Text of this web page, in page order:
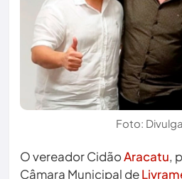
Foto:
O vereador CidãoAracatu,
Câmara Municipal de